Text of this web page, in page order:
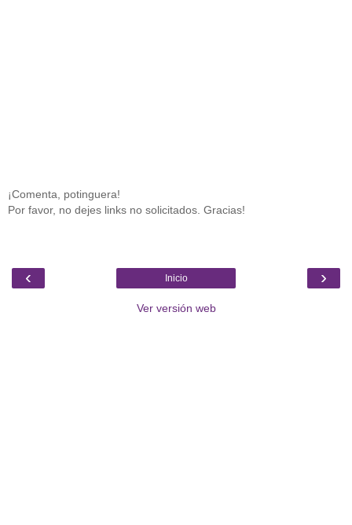
¡Comenta, potinguera!
Por favor, no dejes links no solicitados. Gracias!
‹ ›
Inicio
Ver versión web